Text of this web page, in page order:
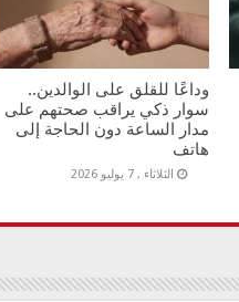
وداعًا للقلق على الوالدين..
سوار ذكي يراقب صحتهم على
مدار الساعة دون الحاجة إلى
هاتف
الثلاثاء , 7 يوليو 2026